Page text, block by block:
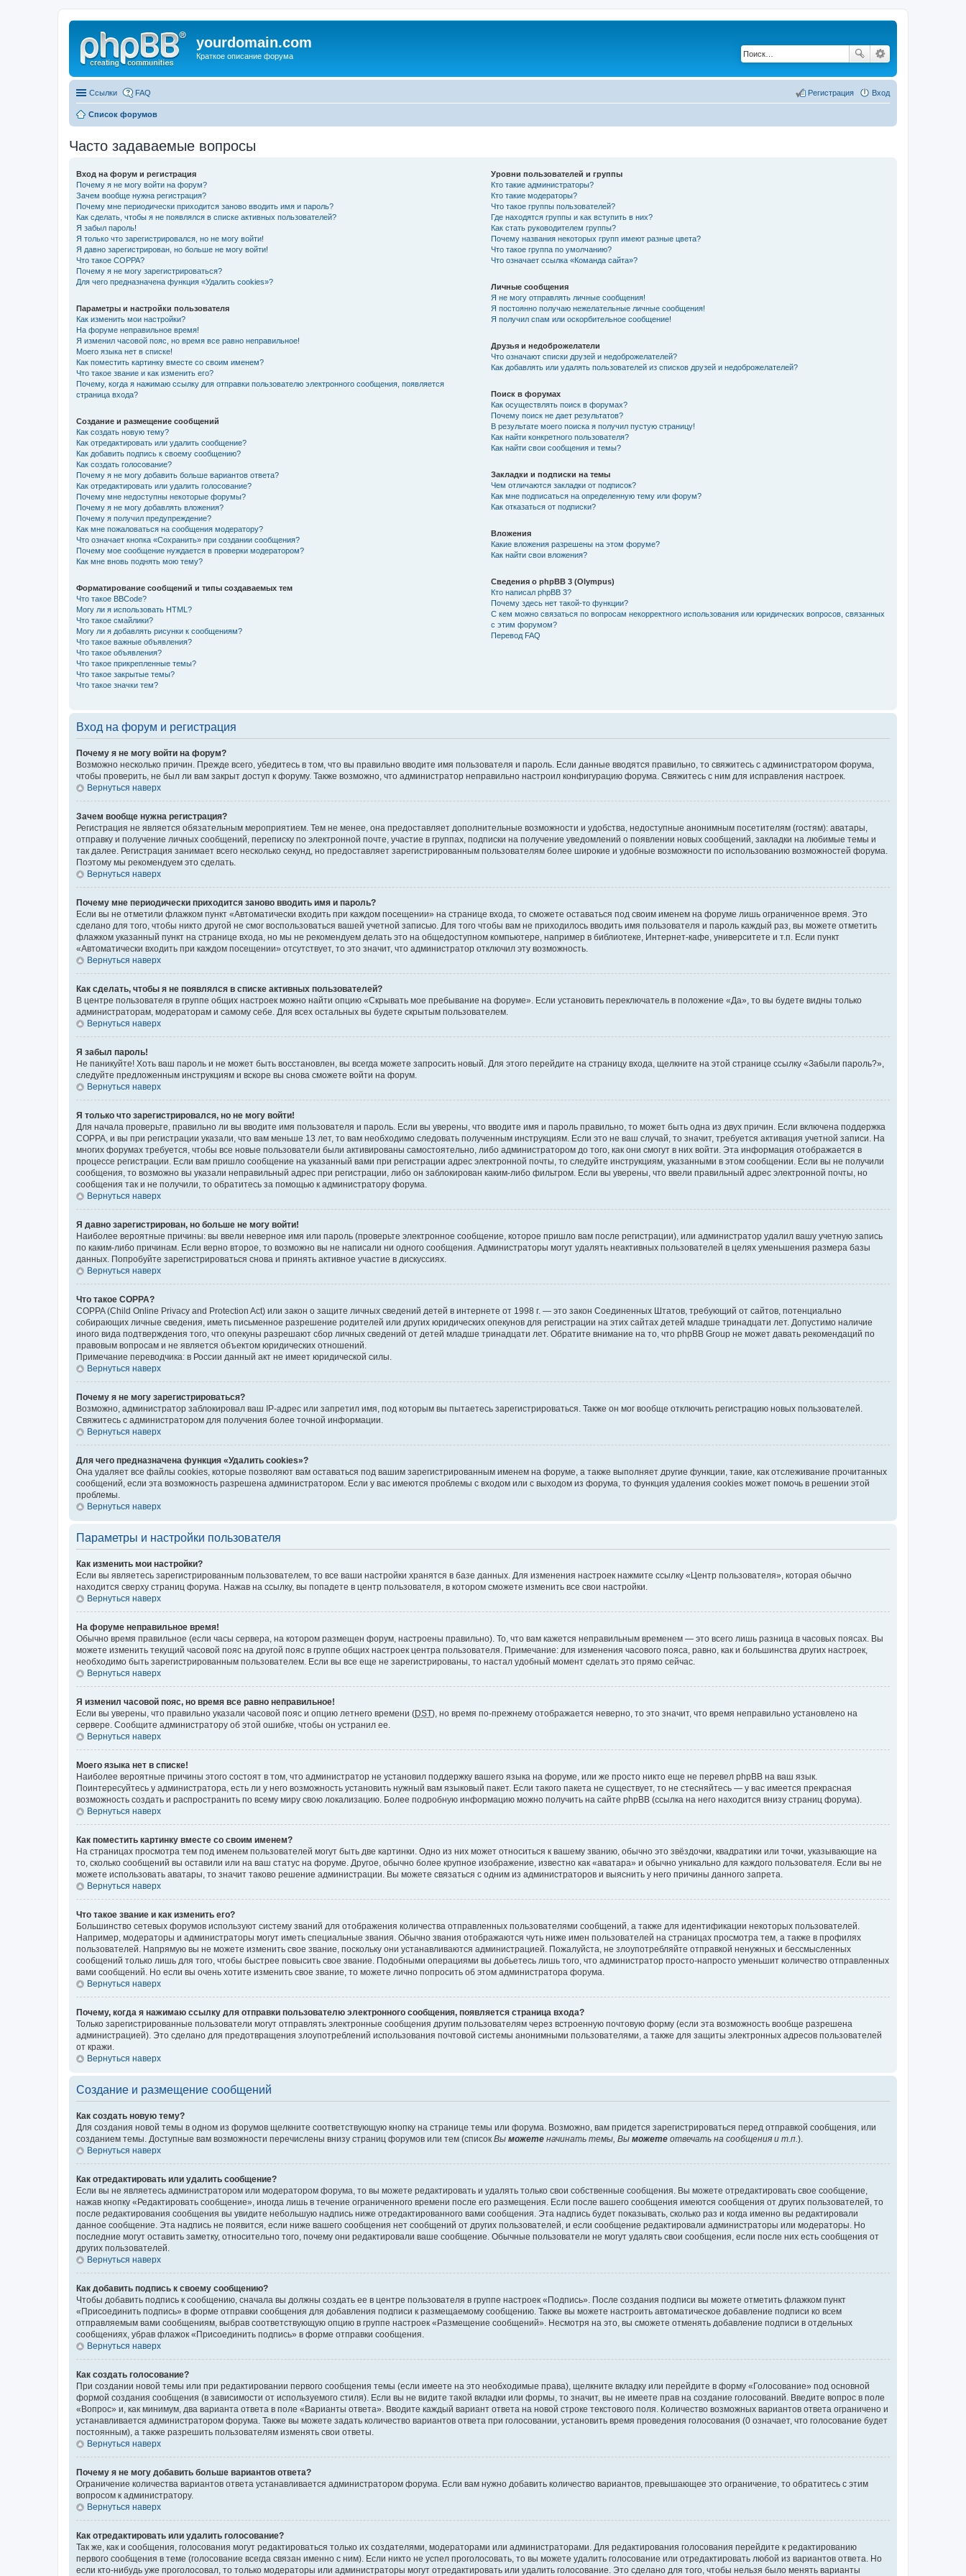
yourdomain.com
Краткое описание форума
Ссылки FAQ Вход
Регистрация
Список форумов
Часто задаваемые вопросы
Вход на форум и регистрация
Почему я не могу войти на форум?
Зачем вообще нужна регистрация?
Почему мне периодически приходится заново вводить имя и пароль?
Как сделать, чтобы я не появлялся в списке активных пользователей?
Я забыл пароль!
Я только что зарегистрировался, но не могу войти!
Я давно зарегистрирован, но больше не могу войти!
Что такое COPPA?
Почему я не могу зарегистрироваться?
Для чего предназначена функция «Удалить cookies»?
Параметры и настройки пользователя
Как изменить мои настройки?
На форуме неправильное время!
Я изменил часовой пояс, но время все равно неправильное!
Моего языка нет в списке!
Как поместить картинку вместе со своим именем?
Что такое звание и как изменить его?
Почему, когда я нажимаю ссылку для отправки пользователю электронного сообщения, появляется
страница входа?
Создание и размещение сообщений
Как создать новую тему?
Как отредактировать или удалить сообщение?
Как добавить подпись к своему сообщению?
Как создать голосование?
Почему я не могу добавить больше вариантов ответа?
Как отредактировать или удалить голосование?
Почему мне недоступны некоторые форумы?
Почему я не могу добавлять вложения?
Почему я получил предупреждение?
Как мне пожаловаться на сообщения модератору?
Что означает кнопка «Сохранить» при создании сообщения?
Почему мое сообщение нуждается в проверки модератором?
Как мне вновь поднять мою тему?
Форматирование сообщений и типы создаваемых тем
Что такое BBCode?
Могу ли я использовать HTML?
Что такое смайлики?
Могу ли я добавлять рисунки к сообщениям?
Что такое важные объявления?
Что такое объявления?
Что такое прикрепленные темы?
Что такое закрытые темы?
Что такое значки тем?
Уровни пользователей и группы
Кто такие администраторы?
Кто такие модераторы?
Что такое группы пользователей?
Где находятся группы и как вступить в них?
Как стать руководителем группы?
Почему названия некоторых групп имеют разные цвета?
Что такое группа по умолчанию?
Что означает ссылка «Команда сайта»?
Личные сообщения
Я не могу отправлять личные сообщения!
Я постоянно получаю нежелательные личные сообщения!
Я получил спам или оскорбительное сообщение!
Друзья и недоброжелатели
Что означают списки друзей и недоброжелателей?
Как добавлять или удалять пользователей из списков друзей и недоброжелателей?
Поиск в форумах
Как осуществлять поиск в форумах?
Почему поиск не дает результатов?
В результате моего поиска я получил пустую страницу!
Как найти конкретного пользователя?
Как найти свои сообщения и темы?
Закладки и подписки на темы
Чем отличаются закладки от подписок?
Как мне подписаться на определенную тему или форум?
Как отказаться от подписки?
Вложения
Какие вложения разрешены на этом форуме?
Как найти свои вложения?
Сведения о phpBB 3 (Olympus)
Кто написал phpBB 3?
Почему здесь нет такой-то функции?
С кем можно связаться по вопросам некорректного использования или юридических вопросов, связанных
с этим форумом?
Перевод FAQ
Вход на форум и регистрация
Почему я не могу войти на форум?
Возможно несколько причин. Прежде всего, убедитесь в том, что вы правильно вводите имя пользователя и пароль. Если данные вводятся правильно, то свяжитесь с администратором форума,
чтобы проверить, не был ли вам закрыт доступ к форуму. Также возможно, что администратор неправильно настроил конфигурацию форума. Свяжитесь с ним для исправления настроек.
Вернуться наверх
Зачем вообще нужна регистрация?
Регистрация не является обязательным мероприятием. Тем не менее, она предоставляет дополнительные возможности и удобства, недоступные анонимным посетителям (гостям): аватары,
отправку и получение личных сообщений, переписку по электронной почте, участие в группах, подписки на получение уведомлений о появлении новых сообщений, закладки на любимые темы и
так далее. Регистрация занимает всего несколько секунд, но предоставляет зарегистрированным пользователям более широкие и удобные возможности по использованию возможностей форума.
Поэтому мы рекомендуем это сделать.
Вернуться наверх
Почему мне периодически приходится заново вводить имя и пароль?
Если вы не отметили флажком пункт «Автоматически входить при каждом посещении» на странице входа, то сможете оставаться под своим именем на форуме лишь ограниченное время. Это
сделано для того, чтобы никто другой не смог воспользоваться вашей учетной записью. Для того чтобы вам не приходилось вводить имя пользователя и пароль каждый раз, вы можете отметить
флажком указанный пункт на странице входа, но мы не рекомендуем делать это на общедоступном компьютере, например в библиотеке, Интернет-кафе, университете и т.п. Если пункт
«Автоматически входить при каждом посещении» отсутствует, то это значит, что администратор отключил эту возможность.
Вернуться наверх
Как сделать, чтобы я не появлялся в списке активных пользователей?
В центре пользователя в группе общих настроек можно найти опцию «Скрывать мое пребывание на форуме». Если установить переключатель в положение «Да», то вы будете видны только
администраторам, модераторам и самому себе. Для всех остальных вы будете скрытым пользователем.
Вернуться наверх
Я забыл пароль!
Не паникуйте! Хоть ваш пароль и не может быть восстановлен, вы всегда можете запросить новый. Для этого перейдите на страницу входа, щелкните на этой странице ссылку «Забыли пароль?»,
следуйте предложенным инструкциям и вскоре вы снова сможете войти на форум.
Вернуться наверх
Я только что зарегистрировался, но не могу войти!
Для начала проверьте, правильно ли вы вводите имя пользователя и пароль. Если вы уверены, что вводите имя и пароль правильно, то может быть одна из двух причин. Если включена поддержка
COPPA, и вы при регистрации указали, что вам меньше 13 лет, то вам необходимо следовать полученным инструкциям. Если это не ваш случай, то значит, требуется активация учетной записи. На
многих форумах требуется, чтобы все новые пользователи были активированы самостоятельно, либо администратором до того, как они смогут в них войти. Эта информация отображается в
процессе регистрации. Если вам пришло сообщение на указанный вами при регистрации адрес электронной почты, то следуйте инструкциям, указанными в этом сообщении. Если вы не получили
сообщения, то возможно вы указали неправильный адрес при регистрации, либо он заблокирован каким-либо фильтром. Если вы уверены, что ввели правильный адрес электронной почты, но
сообщения так и не получили, то обратитесь за помощью к администратору форума.
Вернуться наверх
Я давно зарегистрирован, но больше не могу войти!
Наиболее вероятные причины: вы ввели неверное имя или пароль (проверьте электронное сообщение, которое пришло вам после регистрации), или администратор удалил вашу учетную запись
по каким-либо причинам. Если верно второе, то возможно вы не написали ни одного сообщения. Администраторы могут удалять неактивных пользователей в целях уменьшения размера базы
данных. Попробуйте зарегистрироваться снова и принять активное участие в дискуссиях.
Вернуться наверх
Что такое COPPA?
COPPA (Child Online Privacy and Protection Act) или закон о защите личных сведений детей в интернете от 1998 г. — это закон Соединенных Штатов, требующий от сайтов, потенциально
собирающих личные сведения, иметь письменное разрешение родителей или других юридических опекунов для регистрации на этих сайтах детей младше тринадцати лет. Допустимо наличие
иного вида подтверждения того, что опекуны разрешают сбор личных сведений от детей младше тринадцати лет. Обратите внимание на то, что phpBB Group не может давать рекомендаций по
правовым вопросам и не является объектом юридических отношений.
Примечание переводчика: в России данный акт не имеет юридической силы.
Вернуться наверх
Почему я не могу зарегистрироваться?
Возможно, администратор заблокировал ваш IP-адрес или запретил имя, под которым вы пытаетесь зарегистрироваться. Также он мог вообще отключить регистрацию новых пользователей.
Свяжитесь с администратором для получения более точной информации.
Вернуться наверх
Для чего предназначена функция «Удалить cookies»?
Она удаляет все файлы cookies, которые позволяют вам оставаться под вашим зарегистрированным именем на форуме, а также выполняет другие функции, такие, как отслеживание прочитанных
сообщений, если эта возможность разрешена администратором. Если у вас имеются проблемы с входом или с выходом из форума, то функция удаления cookies может помочь в решении этой
проблемы.
Вернуться наверх
Параметры и настройки пользователя
Как изменить мои настройки?
Если вы являетесь зарегистрированным пользователем, то все ваши настройки хранятся в базе данных. Для изменения настроек нажмите ссылку «Центр пользователя», которая обычно
находится сверху страниц форума. Нажав на ссылку, вы попадете в центр пользователя, в котором сможете изменить все свои настройки.
Вернуться наверх
На форуме неправильное время!
Обычно время правильное (если часы сервера, на котором размещен форум, настроены правильно). То, что вам кажется неправильным временем — это всего лишь разница в часовых поясах. Вы
можете изменить текущий часовой пояс на другой пояс в группе общих настроек центра пользователя. Примечание: для изменения часового пояса, равно, как и большинства других настроек,
необходимо быть зарегистрированным пользователем. Если вы все еще не зарегистрированы, то настал удобный момент сделать это прямо сейчас.
Вернуться наверх
Я изменил часовой пояс, но время все равно неправильное!
Если вы уверены, что правильно указали часовой пояс и опцию летнего времени (DST), но время по-прежнему отображается неверно, то это значит, что время неправильно установлено на
сервере. Сообщите администратору об этой ошибке, чтобы он устранил ее.
Вернуться наверх
Моего языка нет в списке!
Наиболее вероятные причины этого состоят в том, что администратор не установил поддержку вашего языка на форуме, или же просто никто еще не перевел phpBB на ваш язык.
Поинтересуйтесь у администратора, есть ли у него возможность установить нужный вам языковый пакет. Если такого пакета не существует, то не стесняйтесь — у вас имеется прекрасная
возможность создать и распространить по всему миру свою локализацию. Более подробную информацию можно получить на сайте phpBB (ссылка на него находится внизу страниц форума).
Вернуться наверх
Как поместить картинку вместе со своим именем?
На страницах просмотра тем под именем пользователей могут быть две картинки. Одно из них может относиться к вашему званию, обычно это звёздочки, квадратики или точки, указывающие на
то, сколько сообщений вы оставили или на ваш статус на форуме. Другое, обычно более крупное изображение, известно как «аватара» и обычно уникально для каждого пользователя. Если вы не
можете использовать аватары, то значит таково решение администрации. Вы можете связаться с одним из администраторов и выяснить у него причины данного запрета.
Вернуться наверх
Что такое звание и как изменить его?
Большинство сетевых форумов используют систему званий для отображения количества отправленных пользователями сообщений, а также для идентификации некоторых пользователей.
Например, модераторы и администраторы могут иметь специальные звания. Обычно звания отображаются чуть ниже имен пользователей на страницах просмотра тем, а также в профилях
пользователей. Напрямую вы не можете изменить свое звание, поскольку они устанавливаются администрацией. Пожалуйста, не злоупотребляйте отправкой ненужных и бессмысленных
сообщений только лишь для того, чтобы быстрее повысить свое звание. Подобными операциями вы добьетесь лишь того, что администратор просто-напросто уменьшит количество отправленных
вами сообщений. Но если вы очень хотите изменить свое звание, то можете лично попросить об этом администратора форума.
Вернуться наверх
Почему, когда я нажимаю ссылку для отправки пользователю электронного сообщения, появляется страница входа?
Только зарегистрированные пользователи могут отправлять электронные сообщения другим пользователям через встроенную почтовую форму (если эта возможность вообще разрешена
администрацией). Это сделано для предотвращения злоупотреблений использования почтовой системы анонимными пользователями, а также для защиты электронных адресов пользователей
от кражи.
Вернуться наверх
Создание и размещение сообщений
Как создать новую тему?
Для создания новой темы в одном из форумов щелкните соответствующую кнопку на странице темы или форума. Возможно, вам придется зарегистрироваться перед отправкой сообщения, или
созданием темы. Доступные вам возможности перечислены внизу страниц форумов или тем (список Вы можете начинать темы, Вы можете отвечать на сообщения и т.п. ).
Вернуться наверх
Как отредактировать или удалить сообщение?
Если вы не являетесь администратором или модератором форума, то вы можете редактировать и удалять только свои собственные сообщения. Вы можете отредактировать свое сообщение,
нажав кнопку «Редактировать сообщение», иногда лишь в течение ограниченного времени после его размещения. Если после вашего сообщения имеются сообщения от других пользователей, то
после редактирования сообщения вы увидите небольшую надпись ниже отредактированного вами сообщения. Эта надпись будет показывать, сколько раз и когда именно вы редактировали
данное сообщение. Эта надпись не появится, если ниже вашего сообщения нет сообщений от других пользователей, и если сообщение редактировали администраторы или модераторы. Но
последние могут оставить заметку, относительно того, почему они редактировали ваше сообщение. Обычные пользователи не могут удалять свои сообщения, если после них есть сообщения от
других пользователей.
Вернуться наверх
Как добавить подпись к своему сообщению?
Чтобы добавить подпись к сообщению, сначала вы должны создать ее в центре пользователя в группе настроек «Подпись». После создания подписи вы можете отметить флажком пункт
«Присоединить подпись» в форме отправки сообщения для добавления подписи к размещаемому сообщению. Также вы можете настроить автоматическое добавление подписи ко всем
отправляемым вами сообщениям, выбрав соответствующую опцию в группе настроек «Размещение сообщений». Несмотря на это, вы сможете отменять добавление подписи в отдельных
сообщениях, убрав флажок «Присоединить подпись» в форме отправки сообщения.
Вернуться наверх
Как создать голосование?
При создании новой темы или при редактировании первого сообщения темы (если имеете на это необходимые права), щелкните вкладку или перейдите в форму «Голосование» под основной
формой создания сообщения (в зависимости от используемого стиля). Если вы не видите такой вкладки или формы, то значит, вы не имеете прав на создание голосований. Введите вопрос в поле
«Вопрос» и, как минимум, два варианта ответа в поле «Варианты ответа». Вводите каждый вариант ответа на новой строке текстового поля. Количество возможных вариантов ответа ограничено и
устанавливается администратором форума. Также вы можете задать количество вариантов ответа при голосовании, установить время проведения голосования (0 означает, что голосование будет
постоянным), а также разрешить пользователям изменять свои ответы.
Вернуться наверх
Почему я не могу добавить больше вариантов ответа?
Ограничение количества вариантов ответа устанавливается администратором форума. Если вам нужно добавить количество вариантов, превышающее это ограничение, то обратитесь с этим
вопросом к администратору.
Вернуться наверх
Как отредактировать или удалить голосование?
Так же, как и сообщения, голосования могут редактироваться только их создателями, модераторами или администраторами. Для редактирования голосования перейдите к редактированию
первого сообщения в теме (голосование всегда связан именно с ним). Если никто не успел проголосовать, то вы можете удалить голосование или отредактировать любой из вариантов ответа. Но
если кто-нибудь уже проголосовал, то только модераторы или администраторы могут отредактировать или удалить голосование. Это сделано для того, чтобы нельзя было менять варианты